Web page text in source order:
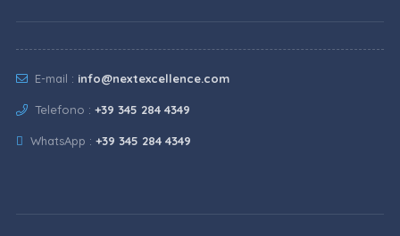
E-mail : info@nextexcellence.com
Telefono : +39 345 284 4349
WhatsApp : +39 345 284 4349